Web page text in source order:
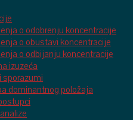
o odobrenju koncentracije
o obustavi koncentracije
o odbijanju koncentracije
izuzeća
sporazumi
dominantnog položaja